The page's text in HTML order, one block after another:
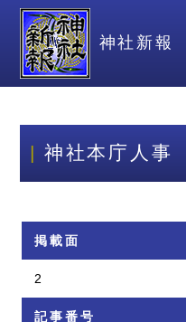
神社新報
神社本庁人事
掲載面
2
記事番号